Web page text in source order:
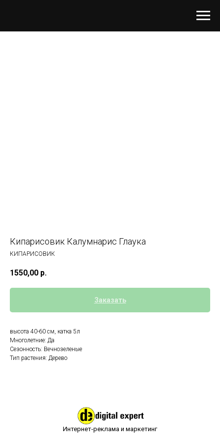
Кипарисовик Калумнарис Глаука
КИПАРИСОВИК
1550,00 р.
Заказать
высота 40-60 см, катка 5л
Многолетние: Да
Сезонность: Вечнозеленые
Тип растения: Дерево
Интернет-реклама и маркетинг